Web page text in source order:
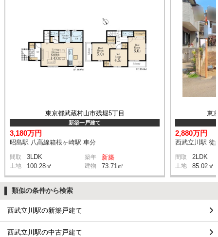
東京都武蔵村山市残堀5丁目
新築一戸建て
3,180万円
昭島駅 八高線箱根ヶ崎駅 車分
間取 3LDK 築年 新築
土地 100.28㎡ 建物 73.71㎡
東
2,880万円
西武立川駅 徒
間取 2LDK
土地 85.02㎡
類似の条件から検索
西武立川駅の新築戸建て
西武立川駅の中古戸建て